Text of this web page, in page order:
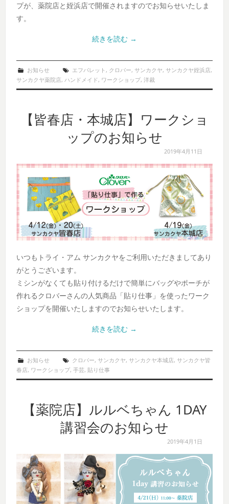
プが、薬院店と姪浜店で開催されますのでお知らせいたしま
す。
続きを読む →
お知らせ エフパレット , クロバー, サンカクヤ, サンカクヤ姪浜店,
サンカクヤ薬院店,ハンドメイド, ワークショップ,洋裁
【皆春店・本城店】ワークショ
ップのお知らせ
2019年4月11日
いつもトライ・アム サンカクヤをご利用いただきましてあり
がとうございます。
ミシンがなくても貼り付けるだけで簡単にバッグやポーチが
作れるクロバーさんの人気商品「貼り仕事」を使ったワーク
ショップを開催いたしますのでお知らせいたします。
続きを読む →
お知らせ クロバー, サンカクヤ, サンカクヤ本城店, サンカクヤ皆
春店, ワークショップ,手芸, 貼り仕事
【薬院店】ルルベちゃん 1DAY
講習会のお知らせ
2019年4月1日